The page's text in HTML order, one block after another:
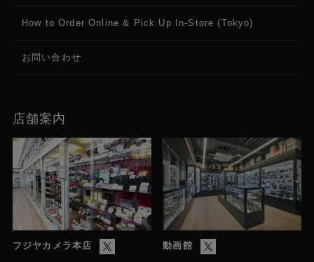
How to Order Online & Pick Up In-Store (Tokyo)
お問い合わせ
店舗案内
フジヤカメラ本店 動画館